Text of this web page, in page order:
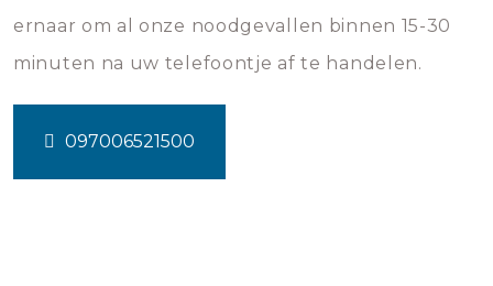
ernaar om al onze noodgevallen binnen 15-30
minuten na uw telefoontje af te handelen.
097006521500